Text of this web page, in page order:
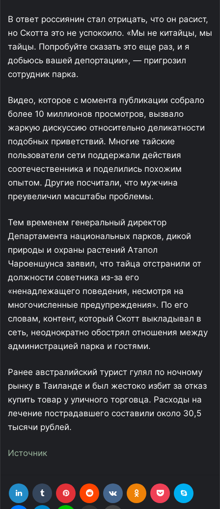
В ответ россиянин стал отрицать, что он расист,
но Скотта это не успокоило. «Мы не китайцы, мы
тайцы. Попробуйте сказать это еще раз, и я
добьюсь вашей депортации», — пригрозил
сотрудник парка.
Видео, которое с момента публикации собрало
более 10 миллионов просмотров, вызвало
жаркую дискуссию относительно деликатности
подобных приветствий. Многие тайские
пользователи сети поддержали действия
соотечественника и поделились похожим
опытом. Другие посчитали, что мужчина
преувеличил масштабы проблемы.
Тем временем генеральный директор
Департамента национальных парков, дикой
природы и охраны растений Атапол
Чароеншунса заявил, что тайца отстранили от
должности советника из-за его
«ненадлежащего поведения, несмотря на
многочисленные предупреждения». По его
словам, контент, который Скотт выкладывал в
сеть, неоднократно обострял отношения между
администрацией парка и гостями.
Ранее австралийский турист гулял по ночному
рынку в Таиланде и был жестоко избит за отказ
купить товар у уличного торговца. Расходы на
лечение пострадавшего составили около 30,5
тысячи рублей.
Источник